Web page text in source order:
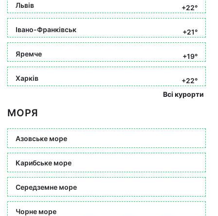
Львів +22°
Івано-Франківськ +21°
Яремче +19°
Харків
+22°
Всі курорти
МОРЯ
Азовське море
Карибське море
Середземне море
Чорне море